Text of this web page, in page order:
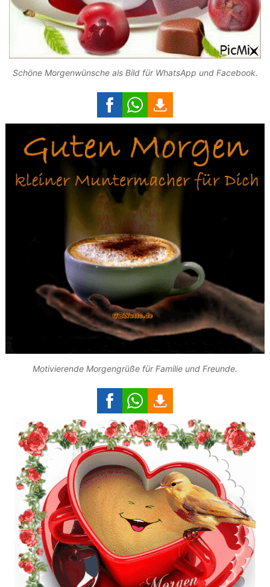
Schöne Morgenwünsche als Bild für WhatsApp und Facebook.
Motivierende Morgengrüße für Familie und Freunde.